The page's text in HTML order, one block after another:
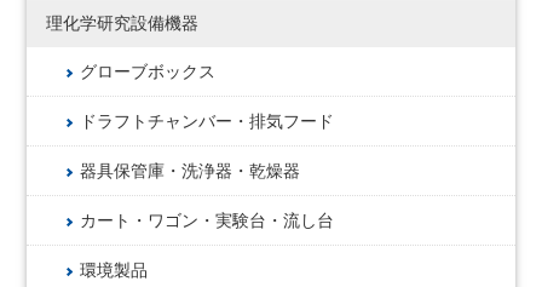
理化学研究設備機器
グローブボックス
ドラフトチャンバー・排気フード
器具保管庫・洗浄器・乾燥器
カート・ワゴン・実験台・流し台
環境製品